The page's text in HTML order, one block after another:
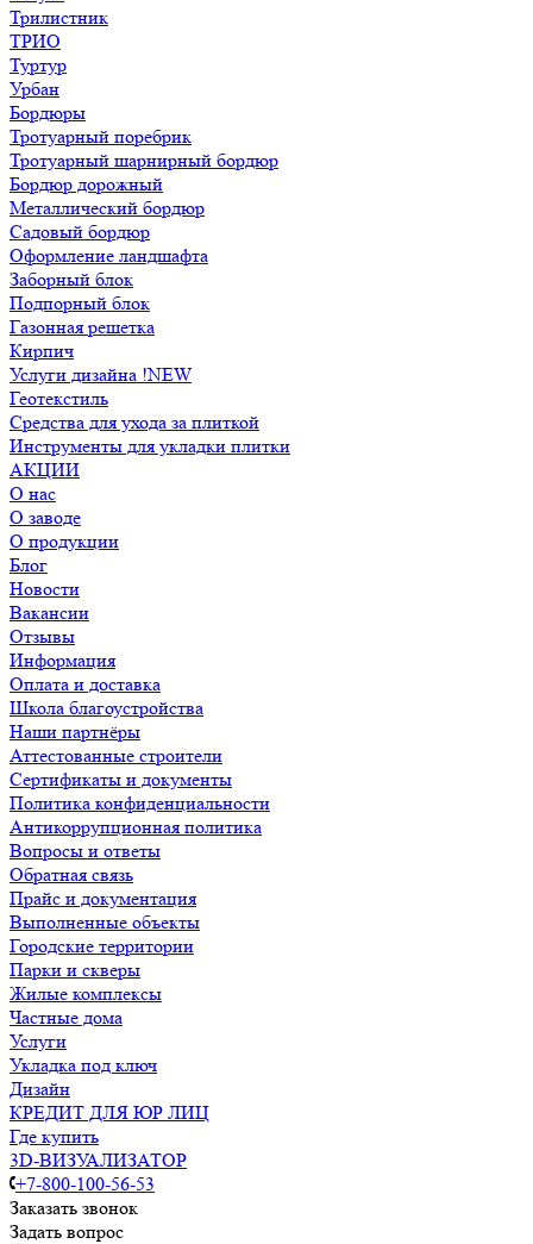
Трилистник
ТРИО
Туртур
Урбан
Бордюры
Тротуарный поребрик
Тротуарный шарнирный бордюр
Бордюр дорожный
Металлический бордюр
Садовый бордюр
Оформление ландшафта
Заборный блок
Подпорный блок
Газонная решетка
Кирпич
Услуги дизайна !NEW
Геотекстиль
Средства для ухода за плиткой
Инструменты для укладки плитки
АКЦИИ
О нас
О заводе
О продукции
Блог
Новости
Вакансии
Отзывы
Информация
Оплата и доставка
Школа благоустройства
Наши партнёры
Аттестованные строители
Сертификаты и документы
Политика конфиденциальности
Антикоррупционная политика
Вопросы и ответы
Обратная связь
Прайс и документация
Выполненные объекты
Городские территории
Парки и скверы
Жилые комплексы
Частные дома
Услуги
Укладка под ключ
Дизайн
КРЕДИТ ДЛЯ ЮР ЛИЦ
Где купить
3D-ВИЗУАЛИЗАТОР
+7-800-100-56-53
Заказать звонок
Задать вопрос